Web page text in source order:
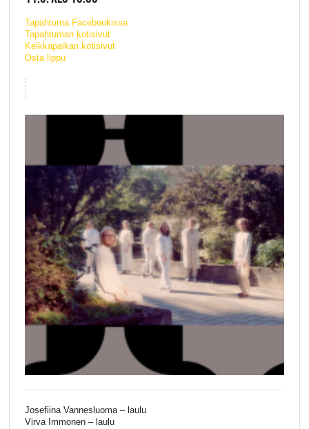
Tapahtuma Facebookissa
Tapahtuman kotisivut
Keikkapaikan kotisivut
Osta lippu
Josefiina Vannesluoma – laulu
Virva Immonen – laulu